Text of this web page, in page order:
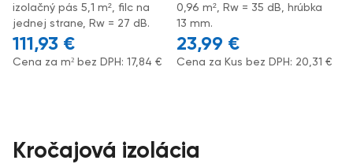
izolačný pás 5,1 m², filc na
jednej strane, Rw = 27 dB.
111,93 €
Cena za m² bez DPH: 17,84 €
0,96 m², Rw = 35 dB, hrúbka
13 mm.
23,99 €
Cena za Kus bez DPH: 20,31 €
Kročajová izolácia